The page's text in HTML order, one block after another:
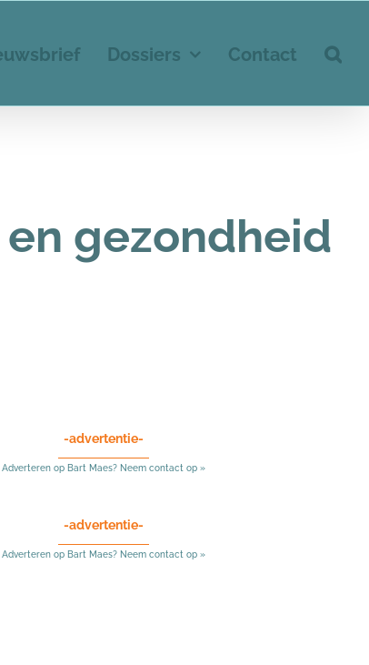
Dossiers Contact
gezondheid
-advertentie-
Adverteren op Bart Maes? Neem contact op »
-advertentie-
Adverteren op Bart Maes? Neem contact op »